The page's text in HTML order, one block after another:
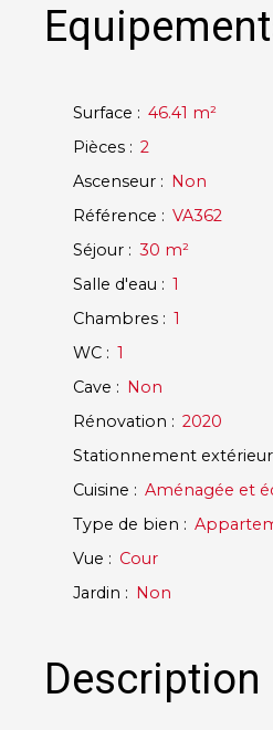
Surface : 46.41 m²
Pièces : 2
Ascenseur : Non
Référence : VA362
Séjour : 30 m²
Salle d'eau : 1
Chambres : 1
WC : 1
Cave : Non
Rénovation : 2020
Stationnement extérieur
Cuisine : Aménagée et
Type de bien :
Vue : Cour
Jardin : Non
Description